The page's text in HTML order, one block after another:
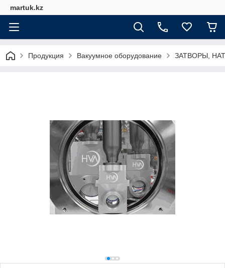
martuk.kz
Продукция Вакуумное оборудование ЗАТВОРЫ,